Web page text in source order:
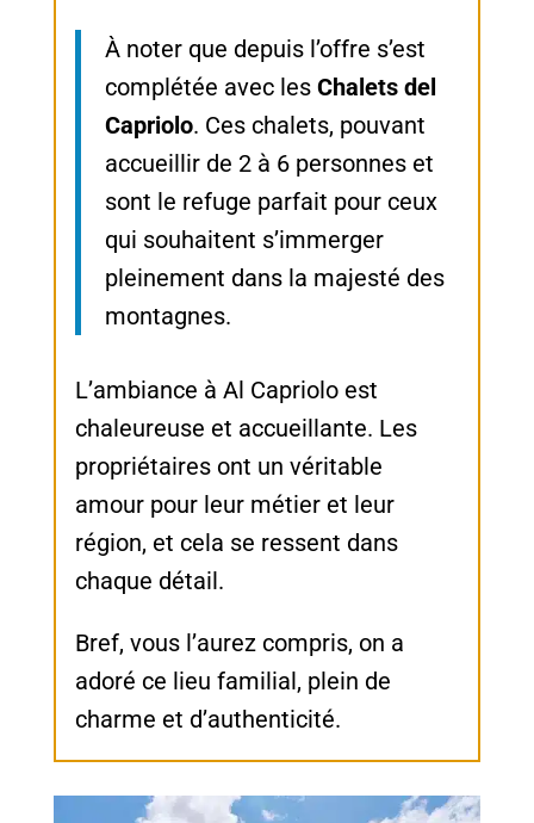
À noter que depuis l’offre s’est
complétée avec les Chalets del
Capriolo. Ces chalets, pouvant
accueillir de 2 à 6 personnes et
sont le refuge parfait pour ceux
qui souhaitent s’immerger
pleinement dans la majesté des
montagnes.
L’ambiance à Al Capriolo est
chaleureuse et accueillante. Les
propriétaires ont un véritable
amour pour leur métier et leur
région, et cela se ressent dans
chaque détail.
Bref, vous l’aurez compris, on a
adoré ce lieu familial, plein de
charme et d’authenticité.